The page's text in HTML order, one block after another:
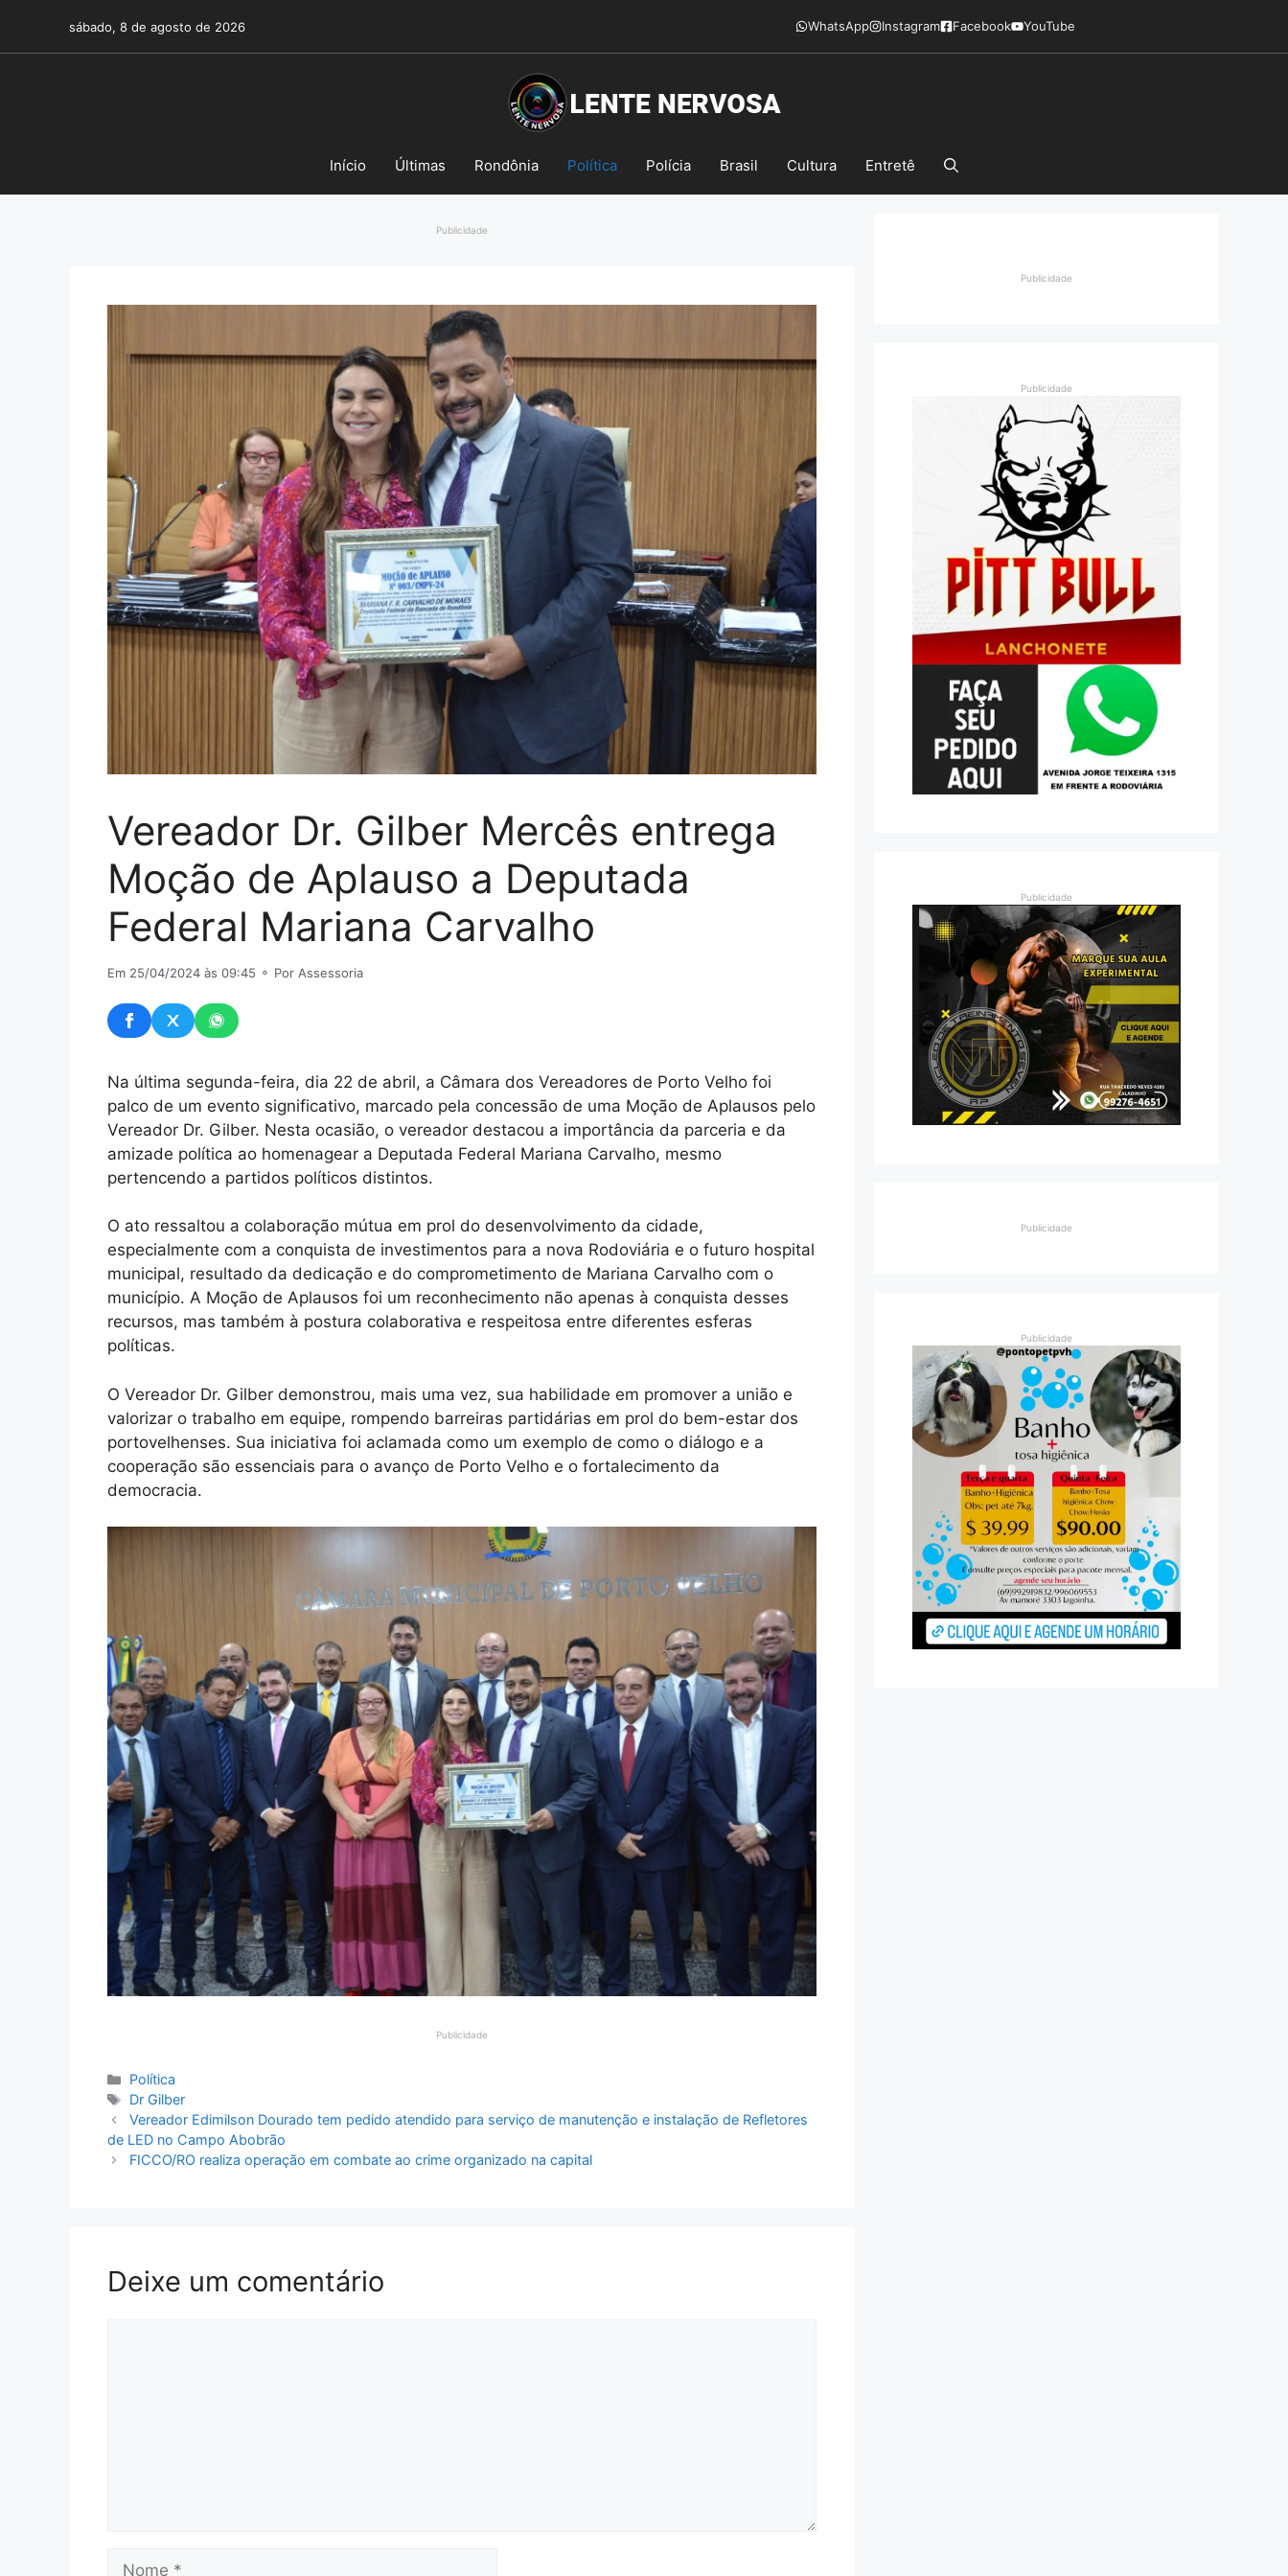
o
sábado, 8 de agosto de 2026 WhatsApp Instagram Facebook YouTube
Início Últimas Rondônia Política Polícia Brasil Cultura Entretê
Publicidade
Vereador Dr. Gilber Mercês entrega
Moção de Aplauso a Deputada
Federal Mariana Carvalho
Em 25/04/2024 às 09:45 ⚬ Por Assessoria
Na última segunda-feira, dia 22 de abril, a Câmara dos Vereadores de Porto Velho foi
palco de um evento significativo, marcado pela concessão de uma Moção de Aplausos pelo
Vereador Dr. Gilber. Nesta ocasião, o vereador destacou a importância da parceria e da
amizade política ao homenagear a Deputada Federal Mariana Carvalho, mesmo
pertencendo a partidos políticos distintos.
O ato ressaltou a colaboração mútua em prol do desenvolvimento da cidade,
especialmente com a conquista de investimentos para a nova Rodoviária e o futuro hospital
municipal, resultado da dedicação e do comprometimento de Mariana Carvalho com o
município. A Moção de Aplausos foi um reconhecimento não apenas à conquista desses
recursos, mas também à postura colaborativa e respeitosa entre diferentes esferas
políticas.
O Vereador Dr. Gilber demonstrou, mais uma vez, sua habilidade em promover a união e
valorizar o trabalho em equipe, rompendo barreiras partidárias em prol do bem-estar dos
portovelhenses. Sua iniciativa foi aclamada como um exemplo de como o diálogo e a
cooperação são essenciais para o avanço de Porto Velho e o fortalecimento da
democracia.
Publicidade
Categorias
Política
Tags
Dr Gilber
Vereador Edimilson Dourado tem pedido atendido para serviço de manutenção e instalação de Refletores
de LED no Campo Abobrão
FICCO/RO realiza operação em combate ao crime organizado na capital
Deixe um comentário
Nome
Publicidade
Publicidade
Publicidade
Publicidade
Publicidade